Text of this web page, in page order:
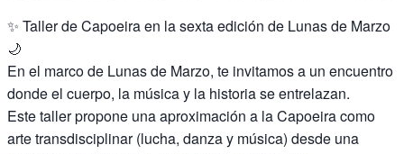
✨ Taller de Capoeira en la sexta edición de Lunas de Marzo
🌙
En el marco de Lunas de Marzo, te invitamos a un encuentro
donde el cuerpo, la música y la historia se entrelazan.
Este taller propone una aproximación a la Capoeira como
arte transdisciplinar (lucha, danza y música) desde una